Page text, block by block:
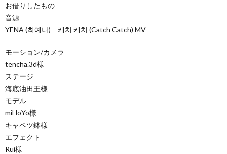
お借りしたもの
音源
YENA (최예나) – 캐치 캐치 (Catch Catch) MV
モーション/カメラ
tencha.3d様
ステージ
海底油田王様
モデル
miHoYo様
キャベツ鉢様
エフェクト
Rui様